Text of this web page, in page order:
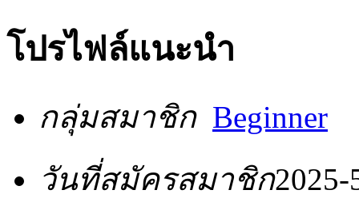
โปรไฟล์แนะนำ
กลุ่มสมาชิก Beginner
วันที่สมัครสมาชิก2025-